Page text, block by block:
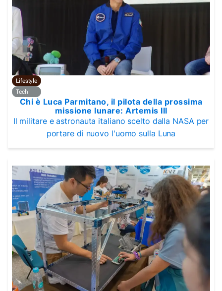
Lifestyle
Tech
Chi è Luca Parmitano, il pilota della prossima
missione lunare: Artemis III
Il militare e astronauta italiano scelto dalla NASA per
portare di nuovo l'uomo sulla Luna